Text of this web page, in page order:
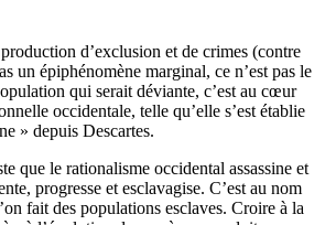
d’exclusion et de crimes (contre
un épiphénomène marginal, ce n’est pas le
qui serait déviante, c’est au cœur
occidentale, telle qu’elle s’est établie
» depuis Descartes.
que le rationalisme occidental assassine et
progresse et esclavagise. C’est au nom
fait des populations esclaves. Croire à la